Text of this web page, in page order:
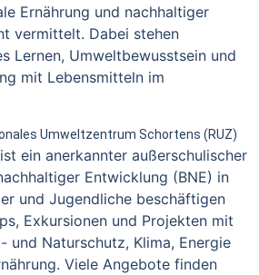
Ernährung und nachhaltiger
vermittelt. Dabei stehen
Lernen, Umweltbewusstsein und
mit Lebensmitteln im
Umweltzentrum Schortens (RUZ)
ein anerkannter außerschulischer
Entwicklung (BNE) in
und Jugendliche beschäftigen
Exkursionen und Projekten mit
und Naturschutz, Klima, Energie
Viele Angebote finden